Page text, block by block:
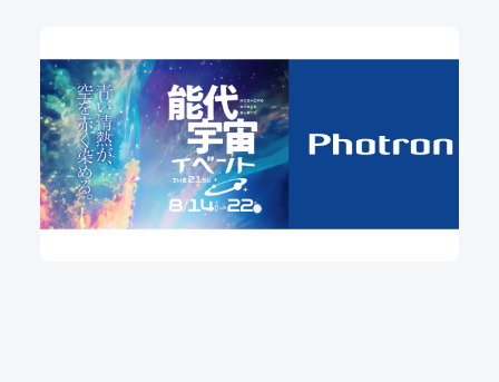
第21回 能代宇宙イベント フォトロン賞 受賞発表
航空宇宙 燃焼 可視化
#缶サット#ハイブリットロケット#能代宇宙イベント